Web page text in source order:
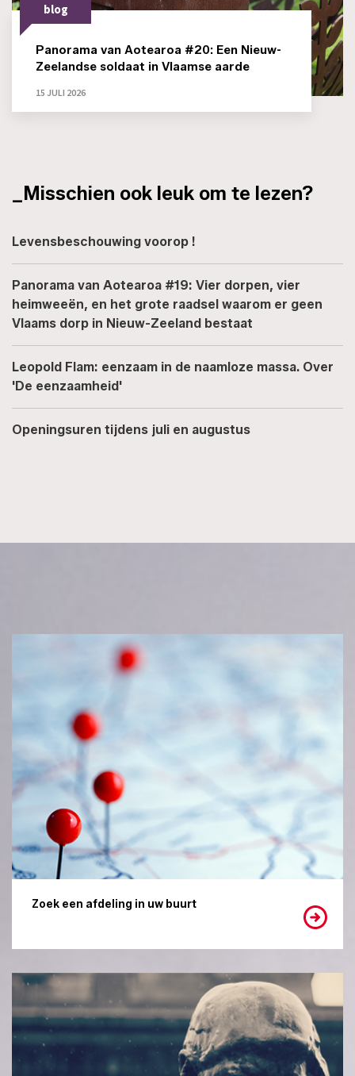
blog
Panorama van Aotearoa #20: Een Nieuw-
Zeelandse soldaat in Vlaamse aarde
15 JULI 2026
_Misschien ook leuk om te lezen?
Levensbeschouwing voorop !
Panorama van Aotearoa #19: Vier dorpen, vier
heimweeën, en het grote raadsel waarom er geen
Vlaams dorp in Nieuw-Zeeland bestaat
Leopold Flam: eenzaam in de naamloze massa. Over
'De eenzaamheid'
Openingsuren tijdens juli en augustus
Zoek een afdeling in uw buurt